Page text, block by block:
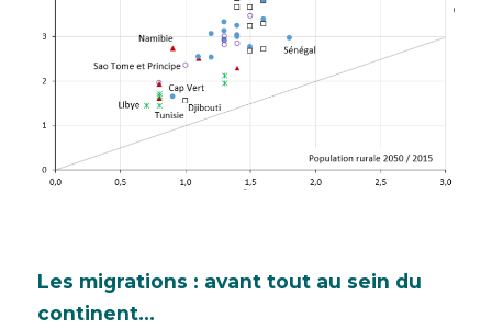
Les migrations : avant tout au sein du
continent…